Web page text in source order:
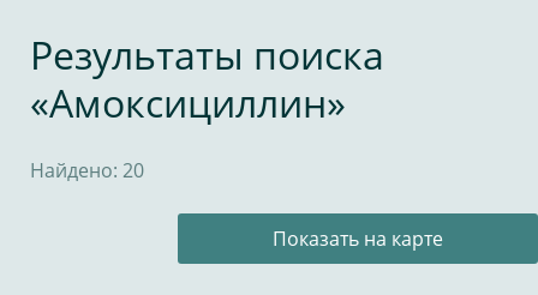
Результаты поиска
«Амоксициллин»
Найдено: 20
Показать на карте